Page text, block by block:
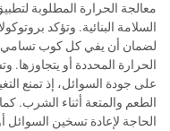
معالجة الحرارة المطلوبة
السلامة البنائية. وتؤكد
لضمان أن يفي كل كوب تسامي
الحرارة المحددة أو
على جودة السوائل، إذ تمنع
الطعم والمتعة أثناء الشرب.
الحاجة لإعادة تسخين السوائل